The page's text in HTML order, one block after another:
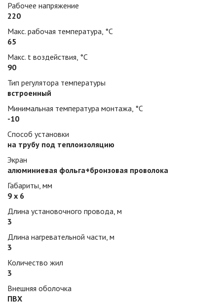
Рабочее напряжение
220
Макс. рабочая температура, °С
65
Макс. t воздействия, °С
90
Тип регулятора температуры
встроенный
Минимальная температура монтажа, °С
-10
Способ установки
на трубу под теплоизоляцию
Экран
алюминиевая фольга+бронзовая проволока
Габариты, мм
9 х 6
Длина установочного провода, м
3
Длина нагревательной части, м
3
Количество жил
3
Внешняя оболочка
ПВХ